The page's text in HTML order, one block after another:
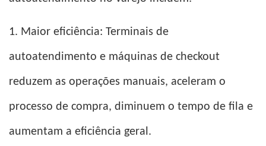
1. Maior eficiência: Terminais de
autoatendimento e máquinas de checkout
reduzem as operações manuais, aceleram o
processo de compra, diminuem o tempo de fila e
aumentam a eficiência geral.